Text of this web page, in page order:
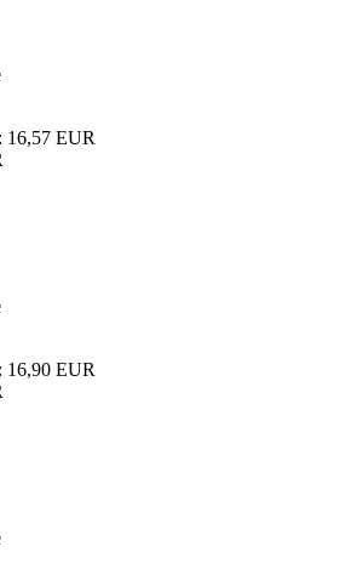
16,57 EUR
16,90 EUR